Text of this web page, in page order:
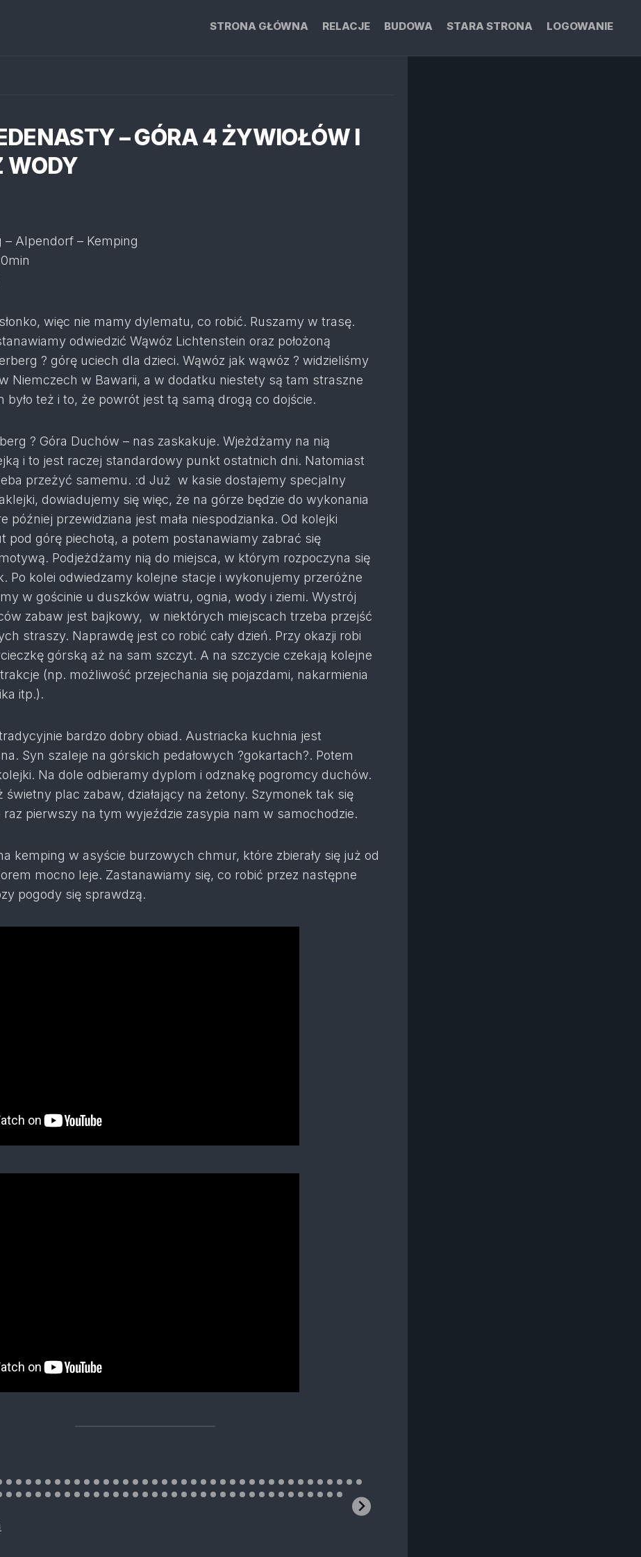
STRONA GŁÓWNA RELACJE BUDOWA STARA STRONA LOGOWANIE
– GÓRA 4 ŻYWIOŁÓW I
WODY
– Alpendorf – Kemping
więc nie mamy dylematu, co robić. Ruszamy w trasę.
odwiedzić Wąwóz Lichtenstein oraz położoną
? górę uciech dla dzieci. Wąwóz jak wąwóz ? widzieliśmy
Niemczech w Bawarii, a w dodatku niestety są tam straszne
było też i to, że powrót jest tą samą drogą co dojście.
? Góra Duchów – nas zaskakuje. Wjeżdżamy na nią
i to jest raczej standardowy punkt ostatnich dni. Natomiast
przeżyć samemu. :d Już w kasie dostajemy specjalny
dowiadujemy się więc, że na górze będzie do wykonania
później przewidziana jest mała niespodzianka. Od kolejki
pod górę piechotą, a potem postanawiamy zabrać się
Podjeżdżamy nią do miejsca, w którym rozpoczyna się
Po kolei odwiedzamy kolejne stacje i wykonujemy przeróżne
w gościnie u duszków wiatru, ognia, wody i ziemi. Wystrój
zabaw jest bajkowy, w niektórych miejscach trzeba przejść
straszy. Naprawdę jest co robić cały dzień. Przy okazji robi
górską aż na sam szczyt. A na szczycie czekają kolejne
(np. możliwość przejechania się pojazdami, nakarmienia
itp.).
bardzo dobry obiad. Austriacka kuchnia jest
Syn szaleje na górskich pedałowych ?gokartach?. Potem
Na dole odbieramy dyplom i odznakę pogromcy duchów.
plac zabaw, działający na żetony. Szymonek tak się
pierwszy na tym wyjeździe zasypia nam w samochodzie.
kemping w asyście burzowych chmur, które zbierały się już od
mocno leje. Zastanawiamy się, co robić przez następne
pogody się sprawdzą.